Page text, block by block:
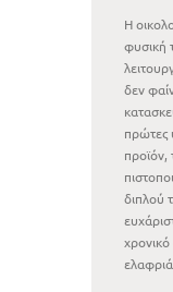
H
φυσική
δεν
πρώτες
προϊόν,
διπλού
χρονικό